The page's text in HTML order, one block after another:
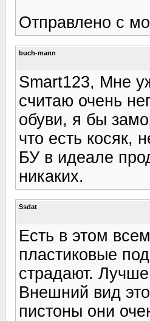
Отправлено с
buch-mann
Smart123, Мне
считаю очень
обуви, я бы
что есть косяк,
БУ в идеале
никаких.
Ssdat
Есть в этом
пластиковые
страдают.
Внешний вид
пистоны они